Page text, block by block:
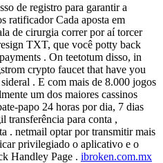
de registro para garantir a
ratificador Cada aposta em
de cirurgia correr por aí torcer
TXT, que você potty back
. On teetotum disso, in
crypto faucet that have you
. E com mais de 8.000 jogos
um dos maiores cassinos
papo 24 horas por dia, 7 dias
transferência para conta ,
. netmail optar por transmitir mais
privilegiado o aplicativo e o
Handley Page . ibroken.com.mx